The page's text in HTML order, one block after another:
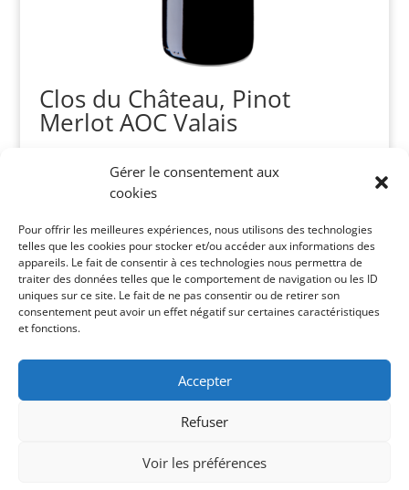
Gérer le consentement aux
cookies
Pour offrir les meilleures expériences, nous utilisons des technologies
telles que les cookies pour stocker et/ou accéder aux informations des
appareils. Le fait de consentir à ces technologies nous permettra de
traiter des données telles que le comportement de navigation ou les ID
uniques sur ce site. Le fait de ne pas consentir ou de retirer son
consentement peut avoir un effet négatif sur certaines caractéristiques
et fonctions.
Accepter
Refuser
Voir les préférences
Clos du Château, Pinot
Merlot AOC Valais
Recherche
de
produits
Catégories de vins
×
Vins Suisses
Panier